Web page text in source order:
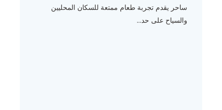
ساحر يقدم تجربة طعام ممتعة للسكان المحليين
والسياح على حد...